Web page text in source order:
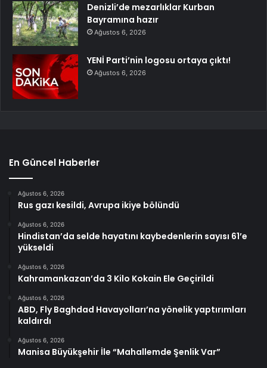
Denizli’de mezarlıklar Kurban
Bayramına hazır
Ağustos 6, 2026
YENİ Parti’nin logosu ortaya çıktı!
Ağustos 6, 2026
En Güncel Haberler
Ağustos 6, 2026
Rus gazı kesildi, Avrupa ikiye bölündü
Ağustos 6, 2026
Hindistan’da selde hayatını kaybedenlerin sayısı 61’e
yükseldi
Ağustos 6, 2026
Kahramankazan’da 3 Kilo Kokain Ele Geçirildi
Ağustos 6, 2026
ABD, Fly Baghdad Havayolları’na yönelik yaptırımları
kaldırdı
Ağustos 6, 2026
Manisa Büyükşehir İle “Mahallemde Şenlik Var”